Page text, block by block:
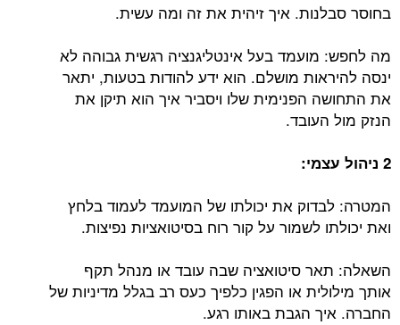
בחוסר סבלנות. איך זיהית את זה ומה עשית.
מה לחפש: מועמד בעל אינטליגנציה רגשית גבוהה לא
ינסה להיראות מושלם. הוא ידע להודות בטעות, יתאר
את התחושה הפנימית שלו ויסביר איך הוא תיקן את
הנזק מול העובד.
2 ניהול עצמי:
המטרה: לבדוק את יכולתו של המועמד לעמוד בלחץ
ואת יכולתו לשמור על קור רוח בסיטואציות נפיצות.
השאלה: תאר סיטואציה שבה עובד או מנהל תקף
אותך מילולית או הפגין כלפיך כעס רב בגלל מדיניות של
החברה. איך הגבת באותו רגע.